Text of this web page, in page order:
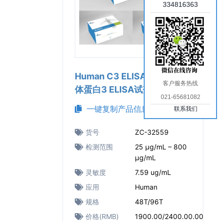
Human C3 ELISA Kit（人补
体蛋白3 ELISA试剂盒）
一键复制产品信息
货号
ZC-32559
检测范围
25 μg/mL – 800
μg/mL
灵敏度
7.59 ug/mL
应用
Human
规格
48T/96T
价格(RMB)
1900.00/2400.00.00
334816363
客户服务热线
021-65681082
联系我们